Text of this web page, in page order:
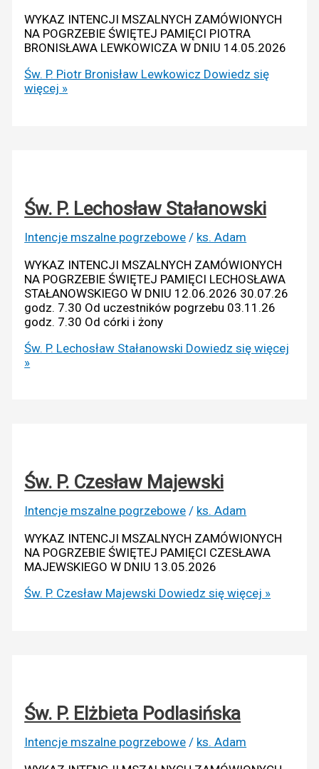
WYKAZ INTENCJI MSZALNYCH ZAMÓWIONYCH
NA POGRZEBIE ŚWIĘTEJ PAMIĘCI PIOTRA
BRONISŁAWA LEWKOWICZA W DNIU 14.05.2026
Św. P. Piotr Bronisław Lewkowicz Dowiedz się
więcej »
Św. P. Lechosław Stałanowski
Intencje mszalne pogrzebowe / ks. Adam
WYKAZ INTENCJI MSZALNYCH ZAMÓWIONYCH
NA POGRZEBIE ŚWIĘTEJ PAMIĘCI LECHOSŁAWA
STAŁANOWSKIEGO W DNIU 12.06.2026 30.07.26
godz. 7.30 Od uczestników pogrzebu 03.11.26
godz. 7.30 Od córki i żony
Św. P. Lechosław Stałanowski Dowiedz się więcej
»
Św. P. Czesław Majewski
Intencje mszalne pogrzebowe / ks. Adam
WYKAZ INTENCJI MSZALNYCH ZAMÓWIONYCH
NA POGRZEBIE ŚWIĘTEJ PAMIĘCI CZESŁAWA
MAJEWSKIEGO W DNIU 13.05.2026
Św. P. Czesław Majewski Dowiedz się więcej »
Św. P. Elżbieta Podlasińska
Intencje mszalne pogrzebowe / ks. Adam